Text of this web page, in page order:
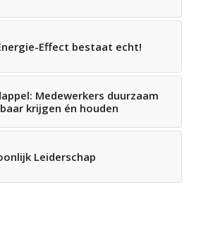
Effect bestaat echt!
Medewerkers duurzaam
krijgen én houden
Leiderschap